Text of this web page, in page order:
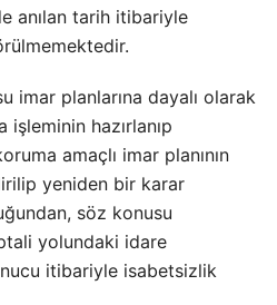
anılan tarih itibariyle
imar planlarına dayalı olarak
işleminin hazırlanıp
amaçlı imar planının
yeniden bir karar
söz konusu
yolundaki idare
itibariyle isabetsizlik